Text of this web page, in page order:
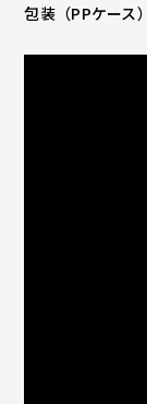
包装（PPケー